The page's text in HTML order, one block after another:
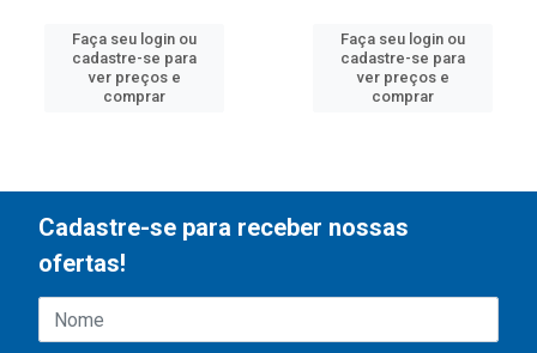
Faça seu login ou
cadastre-se para
ver preços e
comprar
Faça seu login ou
cadastre-se para
ver preços e
comprar
Cadastre-se para receber nossas
ofertas!